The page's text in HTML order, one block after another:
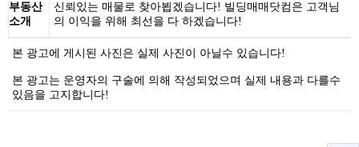
부동산
소개
신뢰있는 매물로 찾아뵙겠습니다! 빌딩매매닷컴은 고객님
의 이익을 위해 최선을 다 하겠습니다!
본 광고에 게시된 사진은 실제 사진이 아닐수 있습니다!
본 광고는 운영자의 구술에 의해 작성되었으며 실제 내용과 다를수
있음을 고지합니다!